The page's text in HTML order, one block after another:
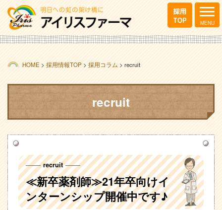
HOME > 採用情報TOP > 採用コラム > recruit
recruit
recruit
≪新卒薬剤師≫21年卒向けイ
ンターンシップ開催中です♪